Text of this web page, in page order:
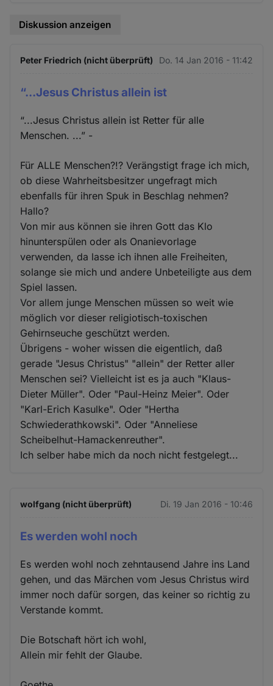
Diskussion anzeigen
Peter Friedrich (nicht überprüft) Do. 14 Jan 2016 - 11:42
“...Jesus Christus allein ist
“...Jesus Christus allein ist Retter für alle
Menschen. ...” -
Für ALLE Menschen?!? Verängstigt frage ich mich,
ob diese Wahrheitsbesitzer ungefragt mich
ebenfalls für ihren Spuk in Beschlag nehmen?
Hallo?
Von mir aus können sie ihren Gott das Klo
hinunterspülen oder als Onanievorlage
verwenden, da lasse ich ihnen alle Freiheiten,
solange sie mich und andere Unbeteiligte aus dem
Spiel lassen.
Vor allem junge Menschen müssen so weit wie
möglich vor dieser religiotisch-toxischen
Gehirnseuche geschützt werden.
Übrigens - woher wissen die eigentlich, daß
gerade "Jesus Christus" "allein" der Retter aller
Menschen sei? Vielleicht ist es ja auch "Klaus-
Dieter Müller". Oder "Paul-Heinz Meier". Oder
"Karl-Erich Kasulke". Oder "Hertha
Schwiederathkowski". Oder "Anneliese
Scheibelhut-Hamackenreuther".
Ich selber habe mich da noch nicht festgelegt...
wolfgang (nicht überprüft) Di. 19 Jan 2016 - 10:46
Es werden wohl noch
Es werden wohl noch zehntausend Jahre ins Land
gehen, und das Märchen vom Jesus Christus wird
immer noch dafür sorgen, das keiner so richtig zu
Verstande kommt.
Die Botschaft hört ich wohl,
Allein mir fehlt der Glaube.